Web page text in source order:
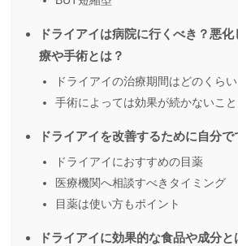
ドライアイは病院に行くべき？悪
療や手術とは？
ドライアイの治療期間はどのくらい
手術によっては効果が続かないこと
ドライアイを改善するために自分で
ドライアイにおすすめの目薬
医療機関へ相談すべきタイミング
目薬は使い方もポイント
ドライアイに効果的な食品や成分と